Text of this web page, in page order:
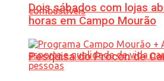
Pesquisa do Procon de
Dois sábados com lojas
horas em Campo Mourão